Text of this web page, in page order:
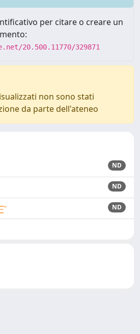
per citare o creare un
20.500.11770/329871
non sono stati
da parte dell'ateneo
ND
ND
ND